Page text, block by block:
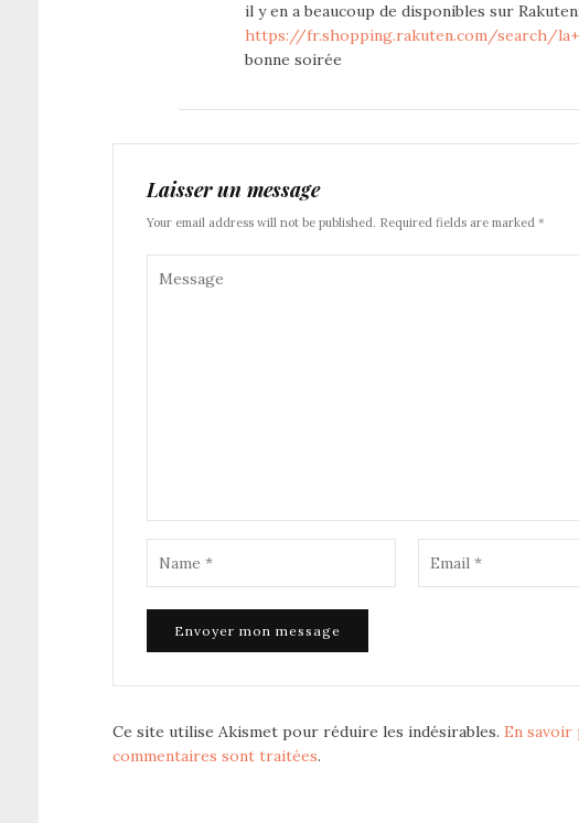
il y en a beaucoup de disponibles sur Rakuten:
https://fr.shopping.rakuten.com/search/
bonne soirée
Laisser un message
Your email address will not be published. Required fields are marked *
Ce site utilise Akismet pour réduire les indésirables. En savoir
commentaires sont traitées.